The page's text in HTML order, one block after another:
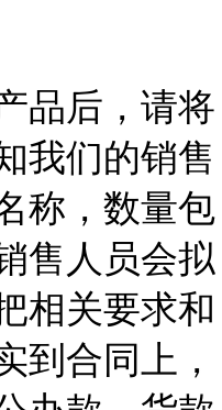
品后，请将
我们的销售
称，数量包
售人员会拟
相关要求和
到合同上，